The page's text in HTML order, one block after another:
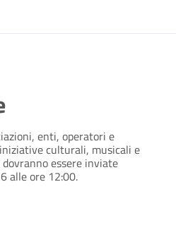
enti, operatori e
culturali, musicali e
essere inviate
alle ore 12:00.